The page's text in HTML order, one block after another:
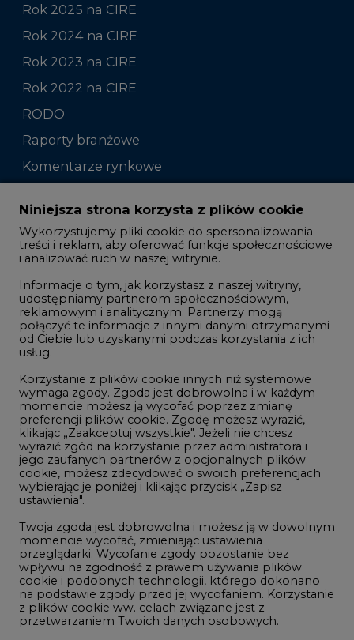
Rok 2025 na CIRE
Rok 2024 na CIRE
Rok 2023 na CIRE
Rok 2022 na CIRE
RODO
Raporty branżowe
Komentarze rynkowe
Zmiany kadrowe na rynku
Studio CIRE
Rozmowy o energetyce
Gospodarka
Geopolityka
LTE450
Innowacje i AI
Telekomunikacja i IT
Handel emisjami CO2
Wodór
Górnictwo
Atom
Fotowoltaika
Offshore wind
Niniejsza strona korzysta z plików cookie
Wykorzystujemy pliki cookie do spersonalizowania
treści i reklam, aby oferować funkcje społecznościowe
i analizować ruch w naszej witrynie.
Informacje o tym, jak korzystasz z naszej witryny,
udostępniamy partnerom społecznościowym,
reklamowym i analitycznym. Partnerzy mogą
połączyć te informacje z innymi danymi otrzymanymi
od Ciebie lub uzyskanymi podczas korzystania z ich
usług.
Korzystanie z plików cookie innych niż systemowe
wymaga zgody. Zgoda jest dobrowolna i w każdym
momencie możesz ją wycofać poprzez zmianę
preferencji plików cookie. Zgodę możesz wyrazić,
klikając „Zaakceptuj wszystkie". Jeżeli nie chcesz
wyrazić zgód na korzystanie przez administratora i
jego zaufanych partnerów z opcjonalnych plików
cookie, możesz zdecydować o swoich preferencjach
wybierając je poniżej i klikając przycisk „Zapisz
ustawienia".
Twoja zgoda jest dobrowolna i możesz ją w dowolnym
momencie wycofać, zmieniając ustawienia
przeglądarki. Wycofanie zgody pozostanie bez
wpływu na zgodność z prawem używania plików
cookie i podobnych technologii, którego dokonano
na podstawie zgody przed jej wycofaniem. Korzystanie
z plików cookie ww. celach związane jest z
przetwarzaniem Twoich danych osobowych.